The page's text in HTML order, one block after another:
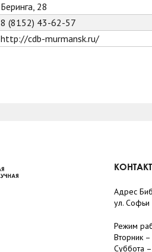
Беринга, 28
8 (8152) 43-62-57
http://cdb-murmansk.ru/
Адрес
ул.
Режим
Вторник –
Суббота